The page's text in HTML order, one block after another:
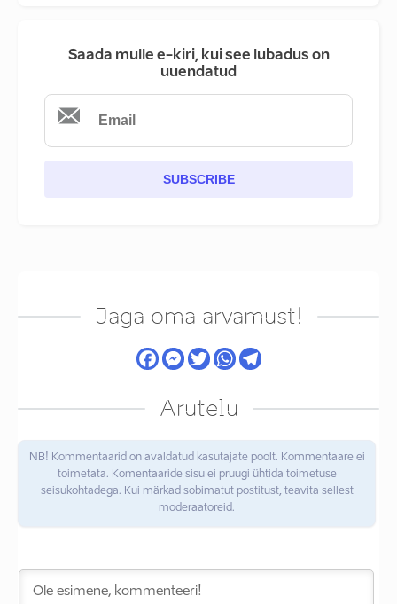
Saada mulle e-kiri, kui see lubadus on
uuendatud
SUBSCRIBE
Jaga oma arvamust!
Arutelu
NB! Kommentaarid on avaldatud kasutajate poolt. Kommentaare ei
toimetata. Komentaaride sisu ei pruugi ühtida toimetuse
seisukohtadega. Kui märkad sobimatut postitust, teavita sellest
moderaatoreid.